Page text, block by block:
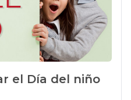
el Día del niño